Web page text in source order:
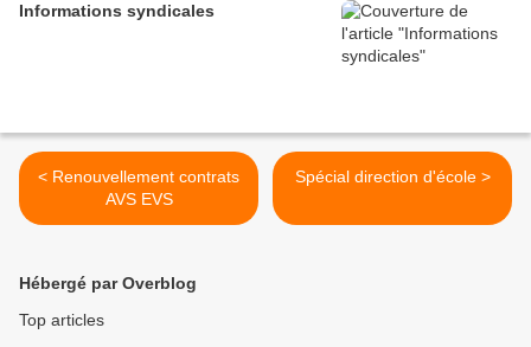
Informations syndicales
< Renouvellement contrats
AVS EVS
Spécial direction d'école >
Hébergé par Overblog
Top articles